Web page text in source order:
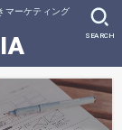
マーケティング
SEARCH